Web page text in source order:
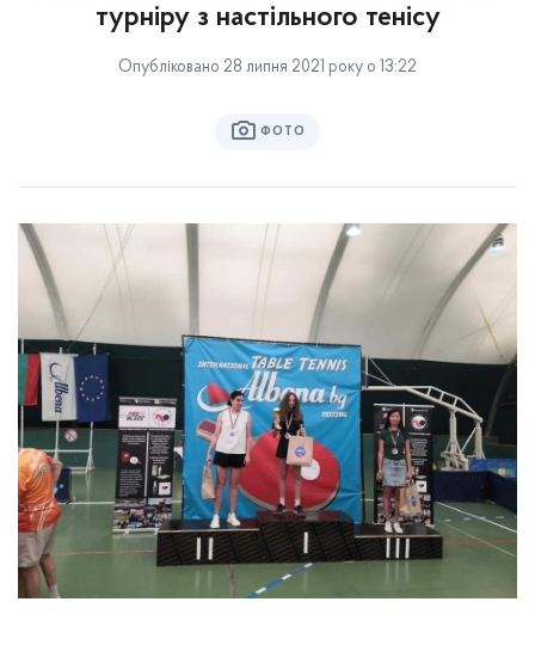
турніру з настільного тенісу
Опубліковано 28 липня 2021 року о 13:22
ФОТО